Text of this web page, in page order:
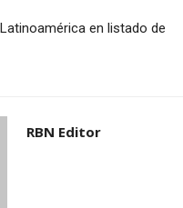
en listado de
RBN Editor